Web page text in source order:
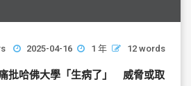
2025-04-16 1 年 12 words
批哈佛大學「生病了」 威脅或取